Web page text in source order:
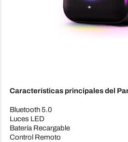
Características principales del
Bluetooth 5.0
Luces LED
Batería Recargable
Control Remoto